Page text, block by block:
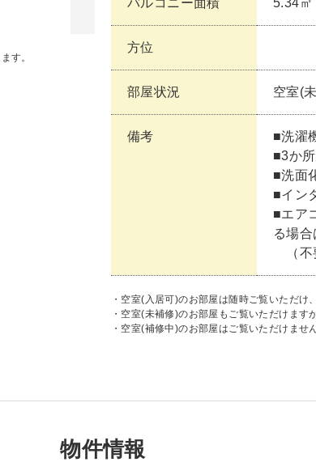
す。
バルコニー面積 5.34㎡
方位
部屋状況 空室(
備考
■洗濯
■3か
■洗面
■イン
■エア
る場
（不
・空室(入居可)のお部屋は随時ご覧いただけ
・空室(未補修)のお部屋もご覧いただけます
・空室(補修中)のお部屋はご覧いただけませ
物件情報